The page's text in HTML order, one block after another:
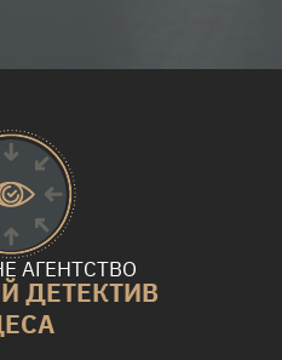
АГЕНТСТВО
ДЕТЕКТИВ